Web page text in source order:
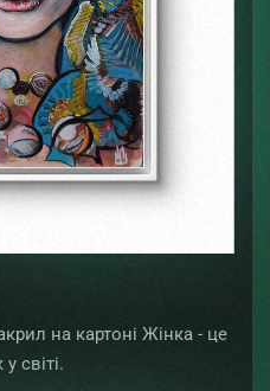
на картоні Жінка - це
світі.